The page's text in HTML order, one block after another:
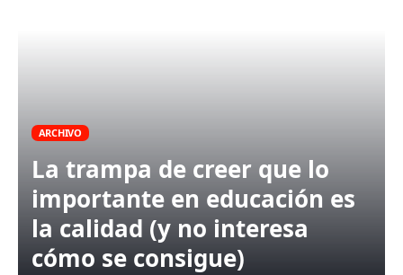
ARCHIVO
La trampa de creer que lo
importante en educación es
la calidad (y no interesa
cómo se consigue)